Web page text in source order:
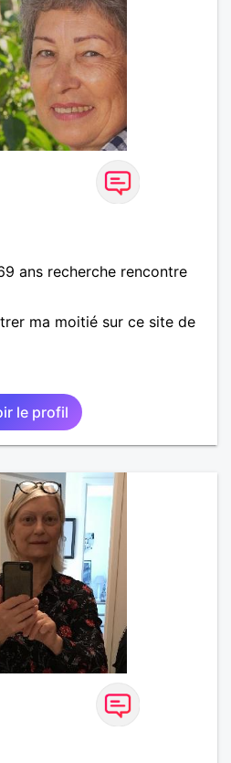
ans recherche rencontre
ma moitié sur ce site de
le profil